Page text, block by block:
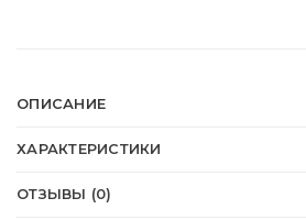
ОПИСАНИЕ
ХАРАКТЕРИСТИКИ
ОТЗЫВЫ (0)